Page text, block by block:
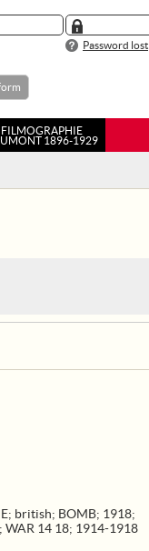
Password lost
FILMOGRAPHIE
1896-1929
; british; BOMB; 1918;
; WAR 14 18; 1914-1918